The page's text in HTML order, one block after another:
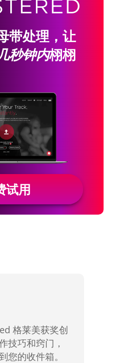
带处理，让
秒钟内栩栩
试用
格莱美获奖创
技巧和窍门，
您的收件箱。